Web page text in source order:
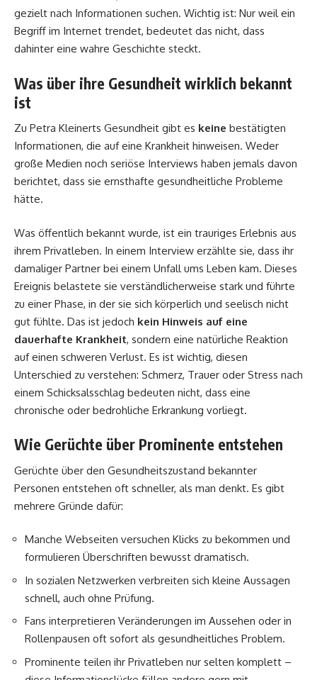
gezielt nach Informationen suchen. Wichtig ist: Nur weil ein
Begriff im Internet trendet, bedeutet das nicht, dass
dahinter eine wahre Geschichte steckt.
Was über ihre Gesundheit wirklich bekannt
ist
Zu Petra Kleinerts Gesundheit gibt es keine bestätigten
Informationen, die auf eine Krankheit hinweisen. Weder
große Medien noch seriöse Interviews haben jemals davon
berichtet, dass sie ernsthafte gesundheitliche Probleme
hätte.
Was öffentlich bekannt wurde, ist ein trauriges Erlebnis aus
ihrem Privatleben. In einem Interview erzählte sie, dass ihr
damaliger Partner bei einem Unfall ums Leben kam. Dieses
Ereignis belastete sie verständlicherweise stark und führte
zu einer Phase, in der sie sich körperlich und seelisch nicht
gut fühlte. Das ist jedoch kein Hinweis auf eine
dauerhafte Krankheit, sondern eine natürliche Reaktion
auf einen schweren Verlust. Es ist wichtig, diesen
Unterschied zu verstehen: Schmerz, Trauer oder Stress nach
einem Schicksalsschlag bedeuten nicht, dass eine
chronische oder bedrohliche Erkrankung vorliegt.
Wie Gerüchte über Prominente entstehen
Gerüchte über den Gesundheitszustand bekannter
Personen entstehen oft schneller, als man denkt. Es gibt
mehrere Gründe dafür:
Manche Webseiten versuchen Klicks zu bekommen und
formulieren Überschriften bewusst dramatisch.
In sozialen Netzwerken verbreiten sich kleine Aussagen
schnell, auch ohne Prüfung.
Fans interpretieren Veränderungen im Aussehen oder in
Rollenpausen oft sofort als gesundheitliches Problem.
Prominente teilen ihr Privatleben nur selten komplett –